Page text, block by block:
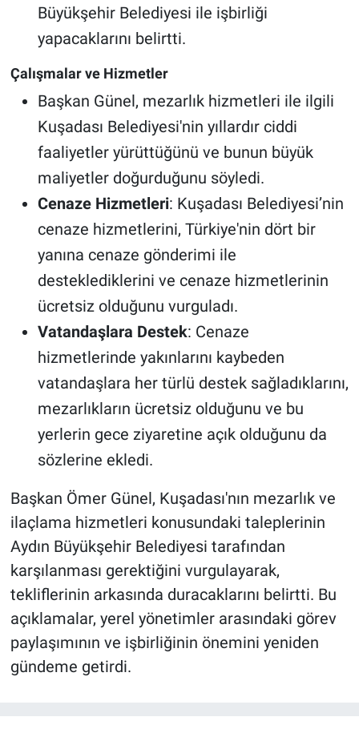
Büyükşehir Belediyesi ile işbirliği
yapacaklarını belirtti.
Çalışmalar ve Hizmetler
Başkan Günel, mezarlık hizmetleri ile ilgili
Kuşadası Belediyesi'nin yıllardır ciddi
faaliyetler yürüttüğünü ve bunun büyük
maliyetler doğurduğunu söyledi.
Cenaze Hizmetleri: Kuşadası Belediyesi’nin
cenaze hizmetlerini, Türkiye'nin dört bir
yanına cenaze gönderimi ile
desteklediklerini ve cenaze hizmetlerinin
ücretsiz olduğunu vurguladı.
Vatandaşlara Destek: Cenaze
hizmetlerinde yakınlarını kaybeden
vatandaşlara her türlü destek sağladıklarını,
mezarlıkların ücretsiz olduğunu ve bu
yerlerin gece ziyaretine açık olduğunu da
sözlerine ekledi.
Başkan Ömer Günel, Kuşadası'nın mezarlık ve
ilaçlama hizmetleri konusundaki taleplerinin
Aydın Büyükşehir Belediyesi tarafından
karşılanması gerektiğini vurgulayarak,
tekliflerinin arkasında duracaklarını belirtti. Bu
açıklamalar, yerel yönetimler arasındaki görev
paylaşımının ve işbirliğinin önemini yeniden
gündeme getirdi.